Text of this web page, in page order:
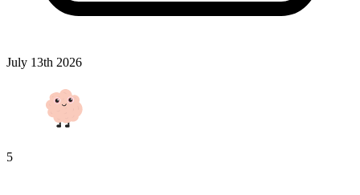
July 13th 2026
5